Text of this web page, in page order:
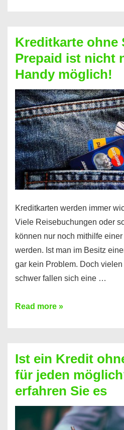
Neueröffnung
trotz
Schufaeintrag
möglich
Kreditkarte ohne
Prepaid ist nicht
Handy möglich!
Kreditkarten werden immer
Viele Reisebuchungen oder
können nur noch mithilfe
werden. Ist man im Besitz
gar kein Problem. Doch
schwer fallen sich eine …
Kreditkarte
Prepaid
ist
nicht
nur
für
Read more »
Ist ein Kredit
für jeden
erfahren Sie es